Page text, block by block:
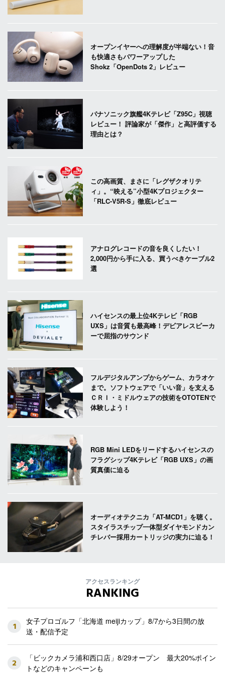
オープンイヤーへの理解度が半端ない！音
も快適さもパワーアップした
Shokz「OpenDots 2」レビュー
パナソニック旗艦4Kテレビ「Z95C」視聴
レビュー！ 評論家が「傑作」と高評価する
理由とは？
この高画質、まさに「レグザクオリテ
ィ」。“映える”小型4Kプロジェクター
「RLC-V5R-S」徹底レビュー
アナログレコードの音を良くしたい！
2,000円から手に入る、買うべきケーブル2
選
ハイセンスの最上位4Kテレビ「RGB
UXS」は音質も最高峰！デビアレスピーカ
ーで屈指のサウンド
フルデジタルアンプからゲーム、カラオケ
まで。ソフトウェアで「いい音」を支える
ＣＲＩ・ミドルウェアの技術をOTOTENで
体験しよう！
RGB Mini LEDをリードするハイセンスの
フラグシップ4Kテレビ「RGB UXS」の画
質真価に迫る
オーディオテクニカ「AT-MCD1」を聴く。
スタイラスチップ一体型ダイヤモンドカン
チレバー採用カートリッジの実力に迫る！
アクセスランキング
RANKING
1
女子プロゴルフ「北海道 meijiカップ」8/7から3日間の放
送・配信予定
2
「ビックカメラ浦和西口店」8/29オープン 最大20%ポイン
トなどのキャンペーンも